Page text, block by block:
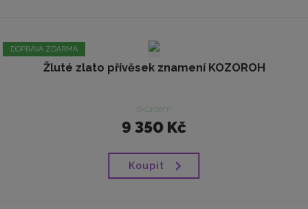
DOPRAVA ZDARMA
Žluté zlato přívěsek znamení KOZOROH
skladem
9 350 Kč
Koupit